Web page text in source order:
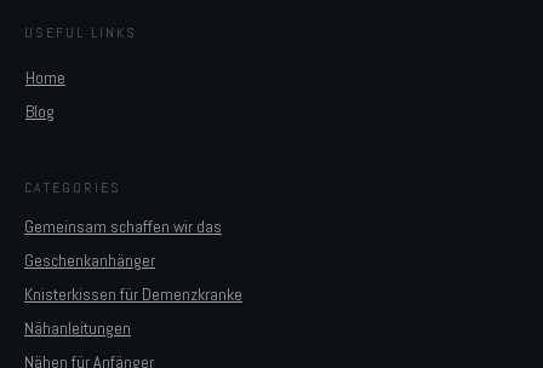
USEFUL LINKS
Home
Blog
CATEGORIES
Gemeinsam schaffen wir das
Geschenkanhänger
Knisterkissen für Demenzkranke
Nähanleitungen
Nähen für Anfänger